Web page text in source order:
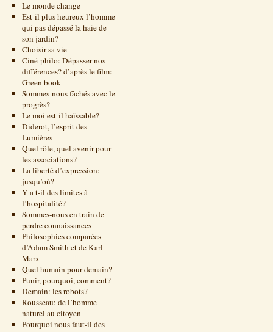
Le monde change
Est-il plus heureux l’homme
qui pas dépassé la haie de
son jardin?
Choisir sa vie
Ciné-philo: Dépasser nos
différences? d’après le film:
Green book
Sommes-nous fâchés avec le
progrès?
Le moi est-il haïssable?
Diderot, l’esprit des
Lumières
Quel rôle, quel avenir pour
les associations?
La liberté d’expression:
jusqu’où?
Y a t-il des limites à
l’hospitalité?
Sommes-nous en train de
perdre connaissances
Philosophies comparées
d’Adam Smith et de Karl
Marx
Quel humain pour demain?
Punir, pourquoi, comment?
Demain: les robots?
Rousseau: de l’homme
naturel au citoyen
Pourquoi nous faut-il des